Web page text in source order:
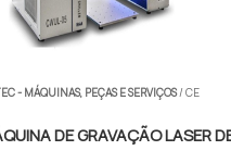
- MÁQUINAS, PEÇAS E SERVIÇOS/ CE
DE GRAVAÇÃO LASER